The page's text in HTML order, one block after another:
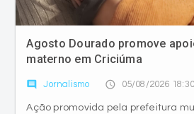
Agosto Dourado promove
materno em Criciúma
comment Jornalismo access_time 05/08/2026 18:30
Ação promovida pela prefeitura